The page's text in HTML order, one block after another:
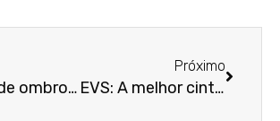
Suporte de ombro revolucionado: DonJoy Brace
Próximo
EVS: A melhor cinta para aliviar a dor no ombro?